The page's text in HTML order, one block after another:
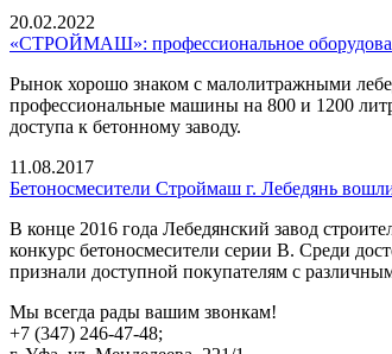
20.02.2022
«СТРОЙМАШ»: профессиональное
Рынок хорошо знаком с малолитражными
профессиональные машины на 800 и 1200
доступа к бетонному заводу.
11.08.2017
Бетоносмесители Строймаш г. Лебедянь
В конце 2016 года Лебедянский завод
конкурс бетоносмесители серии В. Среди
признали доступной покупателям с
Мы всегда рады вашим звонкам!
+7 (347) 246-47-48;